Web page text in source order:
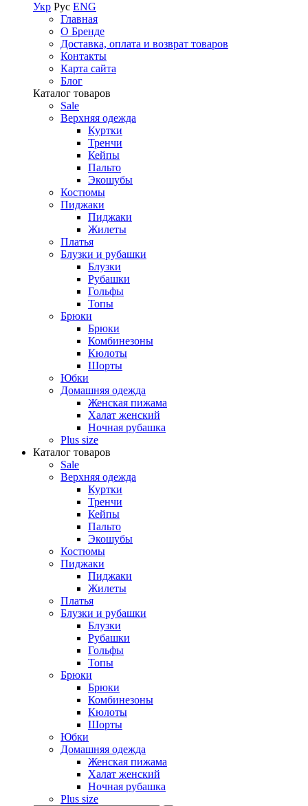
Укр Рус ENG
Главная
О Бренде
Доставка, оплата и возврат товаров
Контакты
Карта сайта
Блог
Каталог товаров
Sale
Верхняя одежда
Куртки
Тренчи
Кейпы
Пальто
Экошубы
Костюмы
Пиджаки
Пиджаки
Жилеты
Платья
Блузки и рубашки
Блузки
Рубашки
Гольфы
Топы
Брюки
Брюки
Комбинезоны
Кюлоты
Шорты
Юбки
Домашняя одежда
Женская пижама
Халат женский
Ночная рубашка
Plus size
Каталог товаров
Sale
Верхняя одежда
Куртки
Тренчи
Кейпы
Пальто
Экошубы
Костюмы
Пиджаки
Пиджаки
Жилеты
Платья
Блузки и рубашки
Блузки
Рубашки
Гольфы
Топы
Брюки
Брюки
Комбинезоны
Кюлоты
Шорты
Юбки
Домашняя одежда
Женская пижама
Халат женский
Ночная рубашка
Plus size